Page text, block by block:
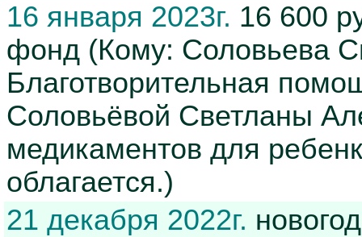
16 января 2023г. 16 600
фонд (Кому: Соловьева
Благотворительная
Соловьёвой Светланы
медикаментов для
облагается.)
21 декабря 2022г.